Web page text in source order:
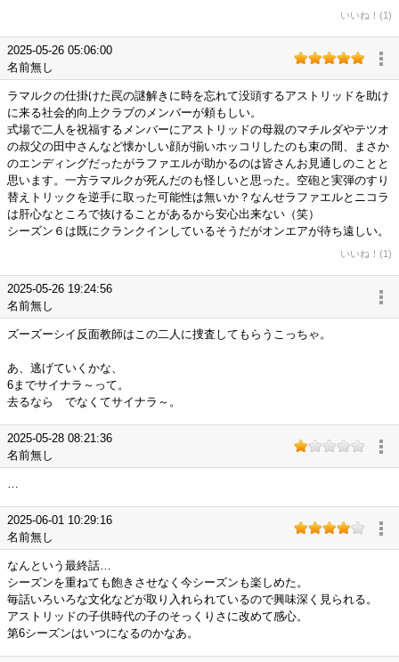
いいね！(1)
2025-05-26 05:06:00
名前無し
ラマルクの仕掛けた罠の謎解きに時を忘れて没頭するアストリッドを助け
に来る社会的向上クラブのメンバーが頼もしい。
式場で二人を祝福するメンバーにアストリッドの母親のマチルダやテツオ
の叔父の田中さんなど懐かしい顔が揃いホッコリしたのも束の間、まさか
のエンディングだったがラファエルが助かるのは皆さんお見通しのことと
思います。一方ラマルクが死んだのも怪しいと思った。空砲と実弾のすり
替えトリックを逆手に取った可能性は無いか？なんせラファエルとニコラ
は肝心なところで抜けることがあるから安心出来ない（笑）
シーズン６は既にクランクインしているそうだがオンエアが待ち遠しい。
いいね！(1)
2025-05-26 19:24:56
名前無し
ズーズーシイ反面教師はこの二人に捜査してもらうこっちゃ。
あ、逃げていくかな、
6までサイナラ～って。
去るなら でなくてサイナラ～。
2025-05-28 08:21:36
名前無し
…
2025-06-01 10:29:16
名前無し
なんという最終話…
シーズンを重ねても飽きさせなく今シーズンも楽しめた。
毎話いろいろな文化などが取り入れられているので興味深く見られる。
アストリッドの子供時代の子のそっくりさに改めて感心。
第6シーズンはいつになるのかなあ。